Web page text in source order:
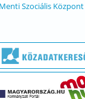
Szociális Központ